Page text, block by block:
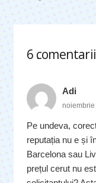
6 comentarii
.
Adi
Pe undeva,
reputația nu e și
Barcelona sau
prețul cerut nu